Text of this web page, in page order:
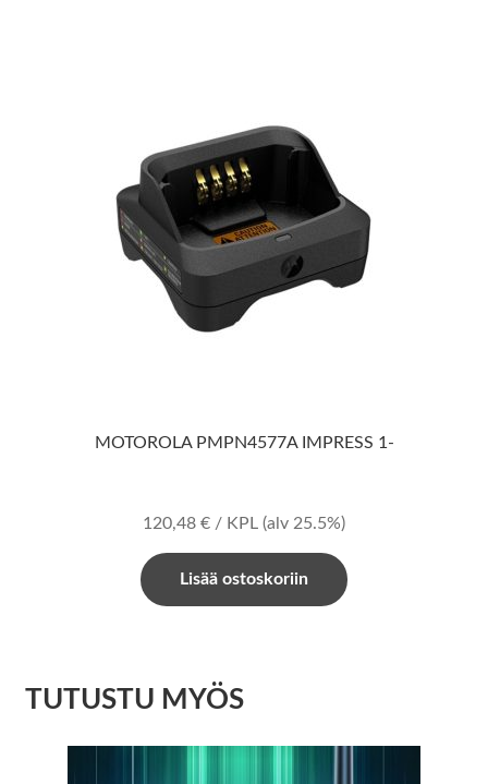
MOTOROLA PMPN4577A IMPRESS 1-
120,48 € / KPL (alv 25.5%)
Lisää ostoskoriin
TUTUSTU MYÖS